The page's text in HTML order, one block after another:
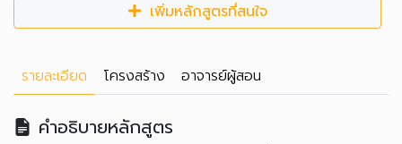
เพิ่มหลักสูตรที่สนใจ
รายละเอียด โครงสร้าง อาจารย์ผู้สอน
คำอธิบายหลักสูตร